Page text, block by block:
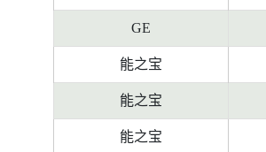
GE
能之宝
能之宝
能之宝